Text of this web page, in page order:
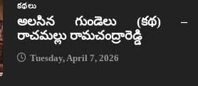
కథలు
అలసిన గుండెలు (కథ) –
రాచమల్లు రామచంద్రారెడ్డి
Tuesday, April 7, 2026